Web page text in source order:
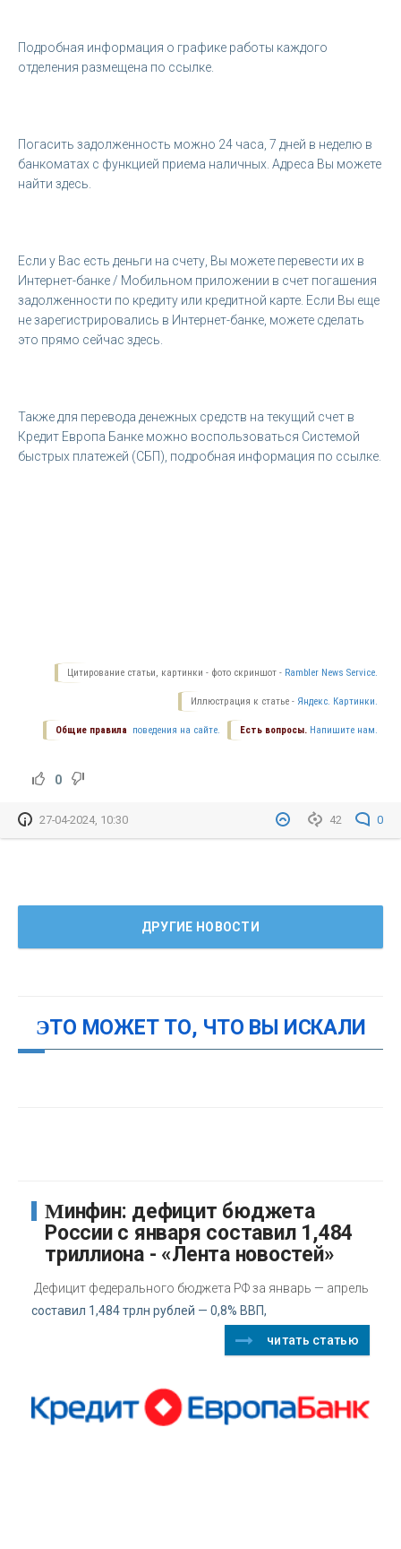
Подробная информация о графике работы каждого
отделения размещена по ссылке.
Погасить задолженность можно 24 часа, 7 дней в неделю в
банкоматах с функцией приема наличных. Адреса Вы можете
найти здесь.
Если у Вас есть деньги на счету, Вы можете перевести их в
Интернет-банке / Мобильном приложении в счет погашения
задолженности по кредиту или кредитной карте. Если Вы еще
не зарегистрировались в Интернет-банке, можете сделать
это прямо сейчас здесь.
Также для перевода денежных средств на текущий счет в
Кредит Европа Банке можно воспользоваться Системой
быстрых платежей (СБП), подробная информация по ссылке.
Цитирование статьи, картинки - фото скриншот - Rambler News Service.
Иллюстрация к статье - Яндекс. Картинки.
Есть вопросы. Напишите нам.
Общие правила поведения на сайте.
0
42 0
27-04-2024, 10:30
ДРУГИЕ НОВОСТИ
ЭТО МОЖЕТ ТО, ЧТО ВЫ ИСКАЛИ
Минфин: дефицит бюджета
России с января составил 1,484
триллиона - «Лента новостей»
Дефицит федерального бюджета РФ за январь — апрель
составил 1,484 трлн рублей — 0,8% ВВП,
читать статью